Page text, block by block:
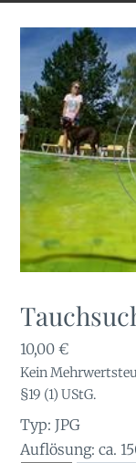
10,00€
Kein
§19 (1) UStG.
Typ: JPG
Auflösung: ca.